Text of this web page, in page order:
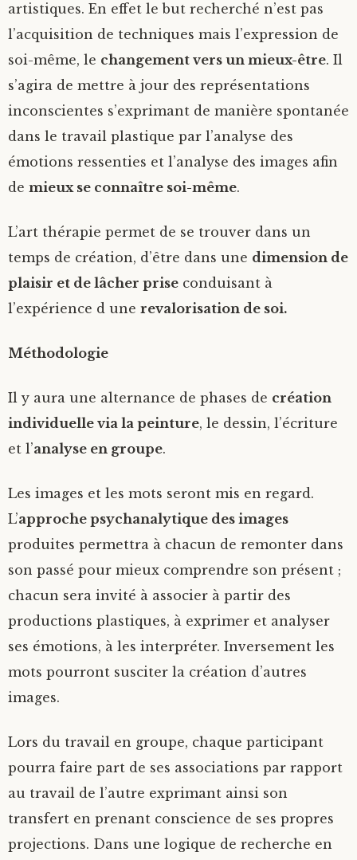
artistiques. En effet le but recherché n’est pas
l’acquisition de techniques mais l’expression de
soi-même, le changement vers un mieux-être. Il
s’agira de mettre à jour des représentations
inconscientes s’exprimant de manière spontanée
dans le travail plastique par l’analyse des
émotions ressenties et l’analyse des images afin
de mieux se connaître soi-même.
L’art thérapie permet de se trouver dans un
temps de création, d’être dans une dimension de
plaisir et de lâcher prise conduisant à
l’expérience d une revalorisation de soi.
Méthodologie
Il y aura une alternance de phases de création
individuelle via la peinture, le dessin, l’écriture
et l’analyse en groupe.
Les images et les mots seront mis en regard.
L’approche psychanalytique des images
produites permettra à chacun de remonter dans
son passé pour mieux comprendre son présent ;
chacun sera invité à associer à partir des
productions plastiques, à exprimer et analyser
ses émotions, à les interpréter. Inversement les
mots pourront susciter la création d’autres
images.
Lors du travail en groupe, chaque participant
pourra faire part de ses associations par rapport
au travail de l’autre exprimant ainsi son
transfert en prenant conscience de ses propres
projections. Dans une logique de recherche en